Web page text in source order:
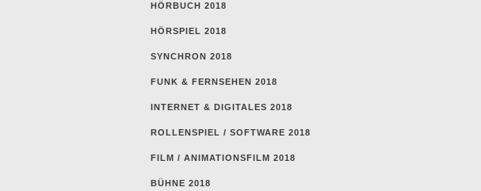
HÖRBUCH 2018
HÖRSPIEL 2018
SYNCHRON 2018
FUNK & FERNSEHEN 2018
INTERNET & DIGITALES 2018
ROLLENSPIEL / SOFTWARE 2018
FILM / ANIMATIONSFILM 2018
BÜHNE 2018